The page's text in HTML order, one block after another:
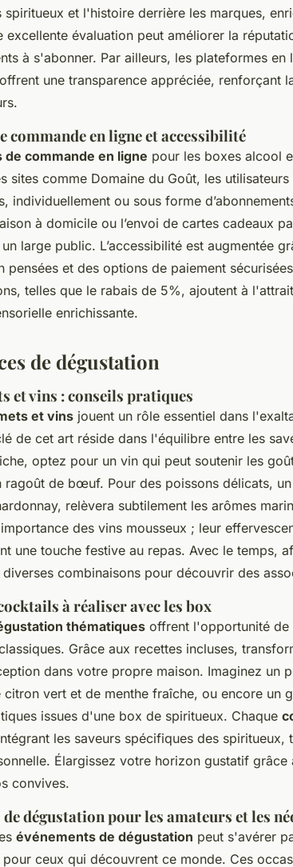
spiritueux et l'histoire derrière les marques,
excellente évaluation peut améliorer la
à s'abonner. Par ailleurs, les plateformes
une transparence appréciée, renforçant
commande en ligne et accessibilité
de commande en ligne pour les boxes alcool
sites comme Domaine du Goût, les
individuellement ou sous forme
à domicile ou l’envoi de cartes cadeaux
large public. L’accessibilité est augmentée
pensées et des options de paiement
telles que le rabais de 5%, ajoutent à
enrichissante.
de dégustation
et vins : conseils pratiques
et vins jouent un rôle essentiel dans
de cet art réside dans l'équilibre entre les
optez pour un vin qui peut soutenir les
ragoût de bœuf. Pour des poissons délicats,
relèvera subtilement les arômes
des vins mousseux ; leur
une touche festive au repas. Avec le temps,
combinaisons pour découvrir des
à réaliser avec les box
thématiques offrent l'opportunité de
Grâce aux recettes incluses,
dans votre propre maison. Imaginez un
citron vert et de menthe fraîche, ou encore un
issues d'une box de spiritueux. Chaque
les saveurs spécifiques des spiritueux,
Élargissez votre horizon gustatif grâce
convives.
de dégustation pour les amateurs et les
événements de dégustation peut s'avérer
pour ceux qui découvrent ce monde. Ces